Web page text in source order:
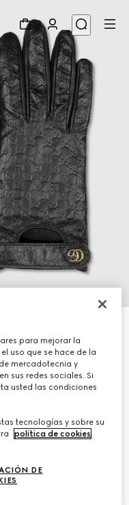
para mejorar la
uso que se hace de la
mercadotecnia y
sus redes sociales. Si
usted las condiciones
tecnologías y sobre su
política de cookies.
DE